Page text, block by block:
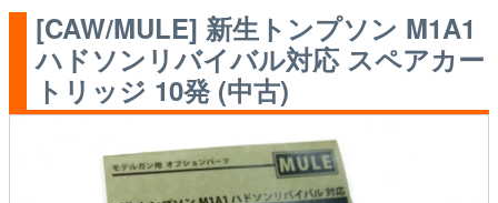
[CAW/MULE] 新生トンプソン M1A1
ハドソンリバイバル対応 スペアカー
トリッジ 10発 (中古)